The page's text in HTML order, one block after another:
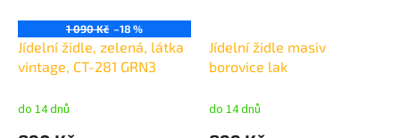
1 090 Kč –18 %
Jídelní židle, zelená, látka
vintage, CT-281 GRN3
do 14 dnů
Jídelní židle masiv
borovice lak
do 14 dnů